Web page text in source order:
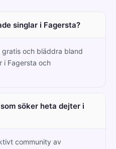
singlar i Fagersta?
gratis och bläddra bland
i Fagersta och
söker heta dejter i
community av